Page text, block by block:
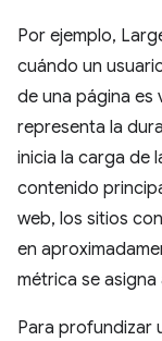
Por ejemplo,
cuándo un
de una página es
representa la
inicia la carga de
contenido
web, los sitios
en
métrica se
Para profundizar